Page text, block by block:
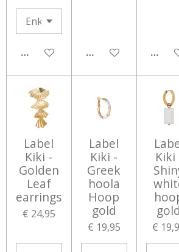
IN WINKELWAGENIN WINKELWAGEN
IN
Label
Kiki -
Golden
Leaf
earrings
€ 24,95
Label
Kiki -
Greek
hoola
Hoop
gold
€ 19,95
Kiki
gold
€